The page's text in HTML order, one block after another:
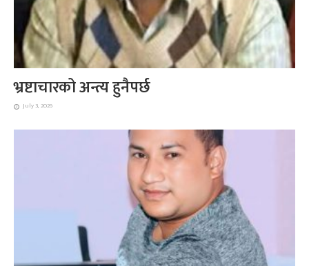
भ्रष्टाचारको अन्त्य हुनैपर्छ
July 3, 2026